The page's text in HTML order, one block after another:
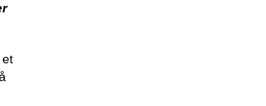
et